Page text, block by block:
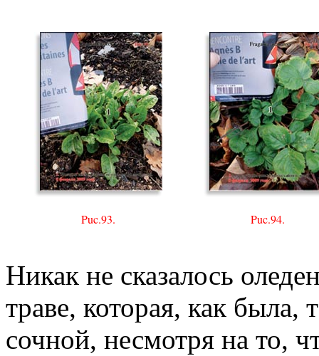
Puc.93. Puc.94.
Никак не сказалось
траве, которая, как была,
сочной, несмотря на то,